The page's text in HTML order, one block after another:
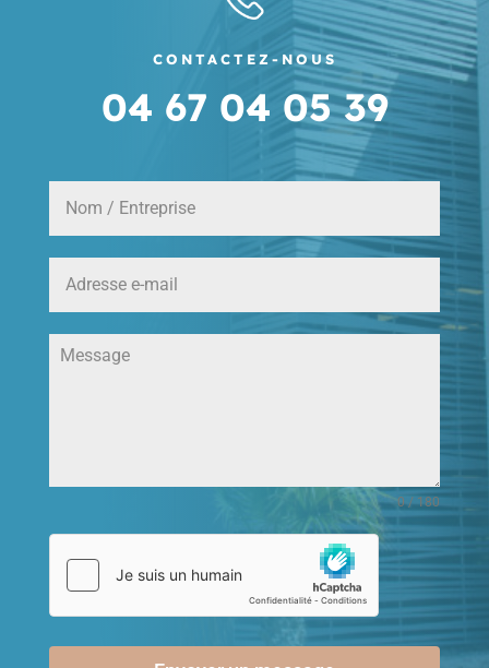
CONTACTEZ-NOUS
04 67 04 05 39
0 / 180